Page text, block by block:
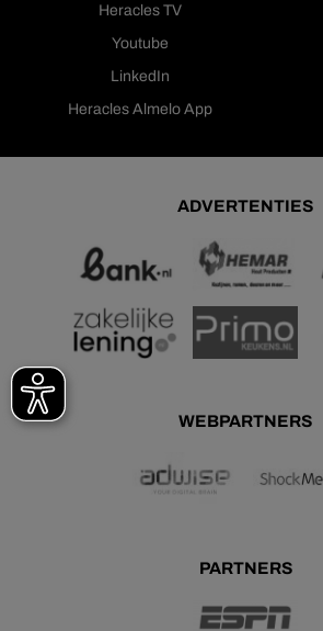
Heracles TV
Youtube
LinkedIn
Heracles Almelo App
ADVERTENTIES
WEBPARTNERS
PARTNERS